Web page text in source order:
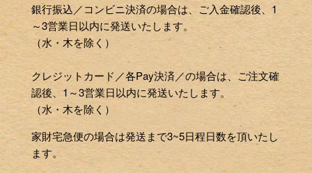
銀行振込／コンビニ決済の場合は、ご入金確認後、1
～3営業日以内に発送いたします。
（水・木を除く）
クレジットカード／各Pay決済／の場合は、ご注文確
認後、1～3営業日以内に発送いたします。
（水・木を除く）
家財宅急便の場合は発送まで3~5日程日数を頂いたし
ます。